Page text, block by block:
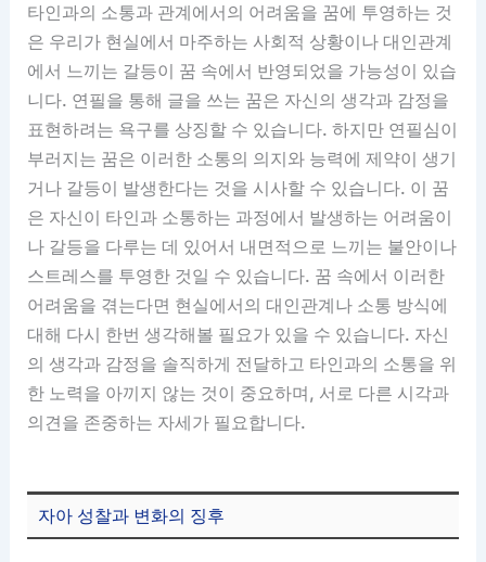
타인과의 소통과 관계에서의 어려움을 꿈에 투영하는 것
은 우리가 현실에서 마주하는 사회적 상황이나 대인관계
에서 느끼는 갈등이 꿈 속에서 반영되었을 가능성이 있습
니다. 연필을 통해 글을 쓰는 꿈은 자신의 생각과 감정을
표현하려는 욕구를 상징할 수 있습니다. 하지만 연필심이
부러지는 꿈은 이러한 소통의 의지와 능력에 제약이 생기
거나 갈등이 발생한다는 것을 시사할 수 있습니다. 이 꿈
은 자신이 타인과 소통하는 과정에서 발생하는 어려움이
나 갈등을 다루는 데 있어서 내면적으로 느끼는 불안이나
스트레스를 투영한 것일 수 있습니다. 꿈 속에서 이러한
어려움을 겪는다면 현실에서의 대인관계나 소통 방식에
대해 다시 한번 생각해볼 필요가 있을 수 있습니다. 자신
의 생각과 감정을 솔직하게 전달하고 타인과의 소통을 위
한 노력을 아끼지 않는 것이 중요하며, 서로 다른 시각과
의견을 존중하는 자세가 필요합니다.
자아 성찰과 변화의 징후